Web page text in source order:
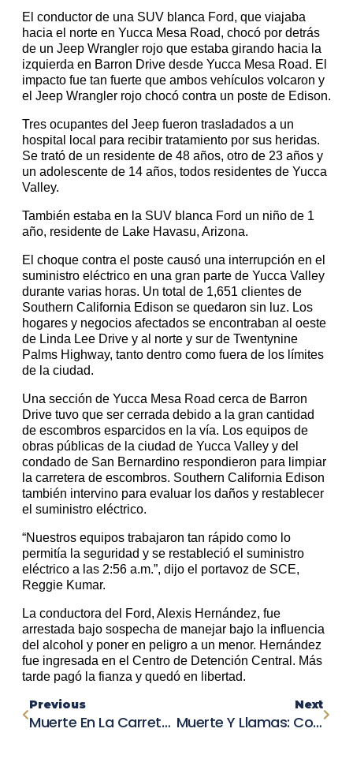
El conductor de una SUV blanca Ford, que viajaba
hacia el norte en Yucca Mesa Road, chocó por detrás
de un Jeep Wrangler rojo que estaba girando hacia la
izquierda en Barron Drive desde Yucca Mesa Road. El
impacto fue tan fuerte que ambos vehículos volcaron y
el Jeep Wrangler rojo chocó contra un poste de Edison.
Tres ocupantes del Jeep fueron trasladados a un
hospital local para recibir tratamiento por sus heridas.
Se trató de un residente de 48 años, otro de 23 años y
un adolescente de 14 años, todos residentes de Yucca
Valley.
También estaba en la SUV blanca Ford un niño de 1
año, residente de Lake Havasu, Arizona.
El choque contra el poste causó una interrupción en el
suministro eléctrico en una gran parte de Yucca Valley
durante varias horas. Un total de 1,651 clientes de
Southern California Edison se quedaron sin luz. Los
hogares y negocios afectados se encontraban al oeste
de Linda Lee Drive y al norte y sur de Twentynine
Palms Highway, tanto dentro como fuera de los límites
de la ciudad.
Una sección de Yucca Mesa Road cerca de Barron
Drive tuvo que ser cerrada debido a la gran cantidad
de escombros esparcidos en la vía. Los equipos de
obras públicas de la ciudad de Yucca Valley y del
condado de San Bernardino respondieron para limpiar
la carretera de escombros. Southern California Edison
también intervino para evaluar los daños y restablecer
el suministro eléctrico.
“Nuestros equipos trabajaron tan rápido como lo
permitía la seguridad y se restableció el suministro
eléctrico a las 2:56 a.m.”, dijo el portavoz de SCE,
Reggie Kumar.
La conductora del Ford, Alexis Hernández, fue
arrestada bajo sospecha de manejar bajo la influencia
del alcohol y poner en peligro a un menor. Hernández
fue ingresada en el Centro de Detención Central. Más
tarde pagó la fianza y quedó en libertad.
Previous
Muerte En La Carretera: Peatón Fallece En Un Trágico Accidente En El Condado De Santa Clara
Next
Muerte Y Llamas: Conductor Pierde La Vida Tras Estrellarse Contra Poste Eléctrico En Suburbio Sureño